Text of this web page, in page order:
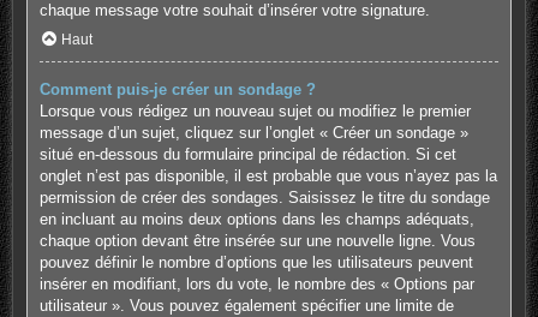
chaque message votre souhait d’insérer votre signature.
Haut
Comment puis-je créer un sondage ?
Lorsque vous rédigez un nouveau sujet ou modifiez le premier
message d’un sujet, cliquez sur l’onglet « Créer un sondage »
situé en-dessous du formulaire principal de rédaction. Si cet
onglet n’est pas disponible, il est probable que vous n’ayez pas la
permission de créer des sondages. Saisissez le titre du sondage
en incluant au moins deux options dans les champs adéquats,
chaque option devant être insérée sur une nouvelle ligne. Vous
pouvez définir le nombre d’options que les utilisateurs peuvent
insérer en modifiant, lors du vote, le nombre des « Options par
utilisateur ». Vous pouvez également spécifier une limite de